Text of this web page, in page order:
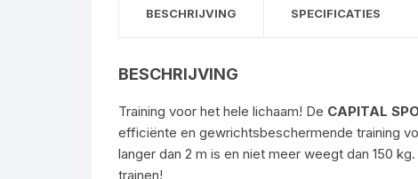
BESCHRIJVING SPECIFICATIES
BESCHRIJVING
Training voor het hele lichaam! De CAPITAL
efficiënte en gewrichtsbeschermende training
langer dan 2 m is en niet meer weegt dan 150
trainen!